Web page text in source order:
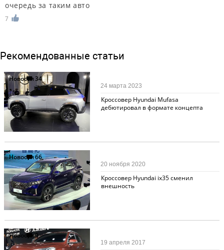
очередь за таким авто
7
Рекомендованные статьи
Новости34
Кроссовер Hyundai Mufasa
дебютировал в формате концепта
24 марта 2023
Новости66
Кроссовер Hyundai ix35 сменил
внешность
20 ноября 2020
Новости9
19 апреля 2017